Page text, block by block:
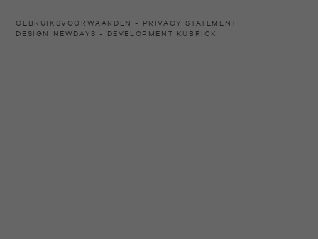
GEBRUIKSVOORWAARDEN
PRIVACY STATEMENT
DESIGN
NEWDAYS - DEVELOPMENT KUBRICK